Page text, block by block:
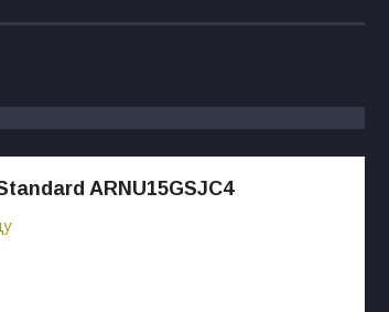
ARNU15GSJC4